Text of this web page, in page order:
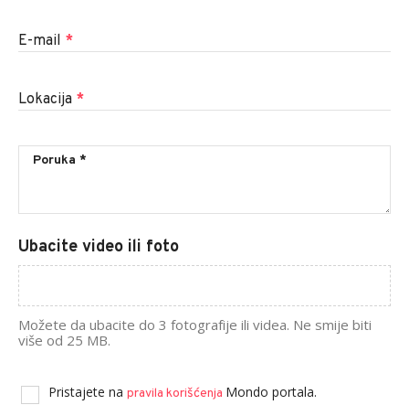
E-mail *
Lokacija *
Ubacite video ili foto
Možete da ubacite do 3 fotografije ili videa. Ne smije biti
više od 25 MB.
Pristajete na pravila korišćenja Mondo portala.